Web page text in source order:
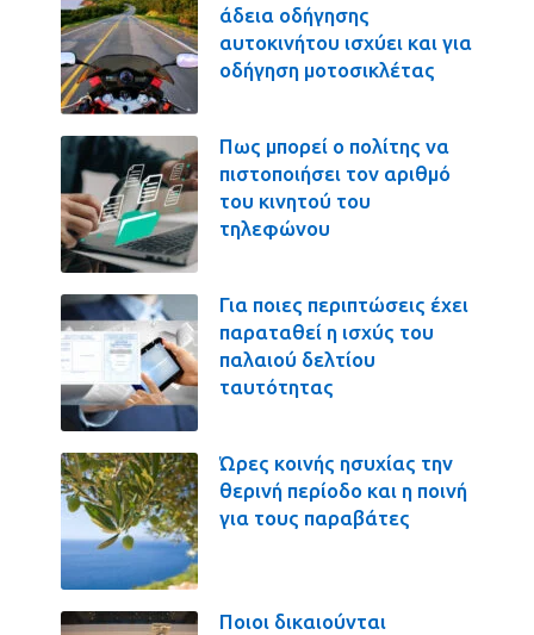
άδεια οδήγησης
αυτοκινήτου ισχύει και για
οδήγηση μοτοσικλέτας
Πως μπορεί ο πολίτης να
πιστοποιήσει τον αριθμό
του κινητού του
τηλεφώνου
Για ποιες περιπτώσεις έχει
παραταθεί η ισχύς του
παλαιού δελτίου
ταυτότητας
Ώρες κοινής ησυχίας την
θερινή περίοδο και η ποινή
για τους παραβάτες
Ποιοι δικαιούνται